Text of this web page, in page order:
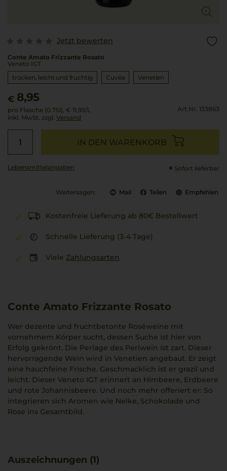
Jetzt bewerten
Conte Amato Frizzante Rosato
Veneto IGT
trocken, leicht und fruchtig
Cuvée Venetien
€ 8,95
pro Flasche (0.75l), € 11,93/L
inkl. MwSt. zzgl. Versand
Art.Nr. 133863
IN DEN WARENKORB
Lebensmittel­angaben Sofort lieferbar
Weitersagen: Mail Teilen Empfehlen
Kostenfreie Lieferung ab 80€ Bestellwert
Schnelle Lieferung (3-4 Tage)
Viele Zahlungsarten
Conte Amato Frizzante Rosato
Wer dezente und fruchtbetonte Roséweine mit
vornehmem Körper sucht, dessen Suche ist hier von
Erfolg gekrönt. Die Perlage des Perlwein ist zart. Dieser
hervorragende Wein wird in Venetien angebaut. Er zeigt
eine hauchfeine Frische. Geschmacklich ist er grazil und
leicht. Dieser Veneto IGT erinnert an Himbeere, Erdbeere
und rote Johannisbeere. Und noch mehr offeriert er: So
integrieren sich Aromen wie Nelke, Schokolade und
Rose ins Gesamtbild.
Auszeichnungen (1)